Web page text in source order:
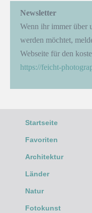
Newsletter
Wenn ihr immer über
werden möchtet,
Webseite für den
https://feicht-
Startseite
Favoriten
Architektur
Länder
Natur
Fotokunst